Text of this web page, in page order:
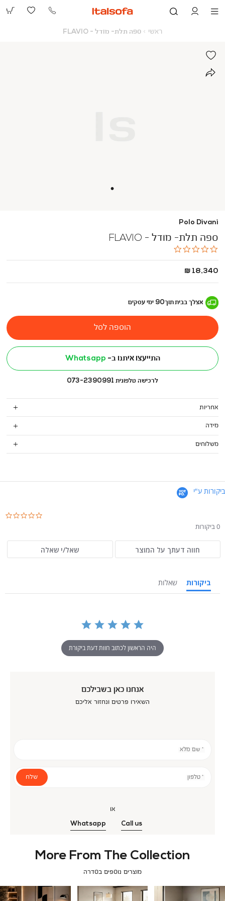
073-
ראשי ראשי
ספה תלת- מודל - FLAVIO
Polo Divani
ספה תלת- מודל - FLAVIO
החל
18,340 ₪
אצלך בביתתוך90 ימי עסקים
הוספה לסל
התייעצו איתנו ב- Whatsapp
לרכישה טלפונית 073-2390991
אחריות
מידה
משלוחים
ביקורות ע"י
0 ביקורות
חווה דעתך על המוצר שאל/י שאלה
ביקורות שאלות
היה הראשון לכתוב חוות דעת ביקורת
אנחנו כאן בשבילכם
השאירו פרטים ונחזור אליכם
* שם מלא
* טלפון שלח
או
Call us
Whatsapp
More From The Collection
מוצרים נוספים בסדרה